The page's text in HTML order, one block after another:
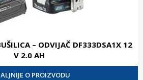
– ODVIJAČ DF333DSA1X 12
V 2.0 AH
O PROIZVODU